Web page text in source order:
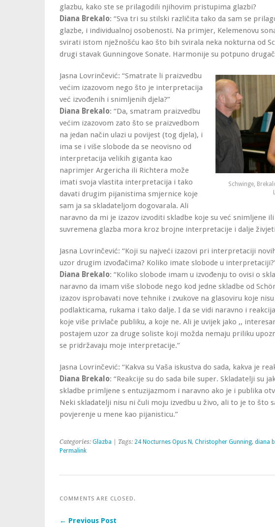
glazbu, kako ste se prilagodili njihovim pristupima glazbi?
Diana Brekalo: “Sva tri su stilski različita tako da sam se
glazbe, i individualnoj osobenosti. Na primjer, Kelemenovu
svirati istom nježnošću kao što bih svirala neka nokturna od
drugi stavak Gunningove Sonate. Harmonije su potpuno
Schwinge,
Jasna Lovrinčević: “Smatrate li praizvedbu
većim izazovom nego što je interpretacija
već izvođenih i snimljenih djela?”
Diana Brekalo: “Da, smatram praizvedbu
većim izazovom zato što se praizvedbom
na jedan način ulazi u povijest (tog djela), i
ima se i više slobode da se neovisno od
interpretacija velikih giganta kao
naprimjer Argericha ili Richtera može
imati svoja vlastita interpretacija i tako
davati drugim pijanistima smjernice koje
sam ja sa skladateljom dogovarala. Ali
naravno da mi je izazov izvoditi skladbe koje su već snimljene
suvremena glazba mora kroz brojne interpretacije i dalje
Jasna Lovrinčević: “Koji su najveći izazovi pri interpretaciji
uzor drugim izvođačima? Koliko imate slobode u
Diana Brekalo: “Koliko slobode imam u izvođenju to ovisi o
naravno da imam više slobode nego kod jedne skladbe od
izazov isprobavati nove tehnike i zvukove na glasoviru koje
podlakticama, rukama i tako dalje. I da se vidi naravno i
koje više privlače publiku, a koje ne. Ali je uvijek jako ,,
postajem uzor za druge soliste koji možda nemaju priliku
se pridržavaju moje interpretacije.”
Jasna Lovrinčević: “Kakva su Vaša iskustva do sada, kakva je
Diana Brekalo: “Reakcije su do sada bile super. Skladatelji su
skladbe primljene s entuzijazmom i naravno ako je i publika
Neki skladatelji nisu ni čuli moju izvedbu u živo, ali to je to što
povjerenje u mene kao pijanisticu.”
Categories: Glazba | Tags: 24 Nocturnes Opus N, Christopher Gunning, diana
Permalink
COMMENTS ARE CLOSED.
← Previous Post